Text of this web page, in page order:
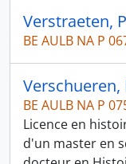
Verstraeten,
BE AULB NA P
Verschueren,
BE AULB NA P
Licence en
d'un master en